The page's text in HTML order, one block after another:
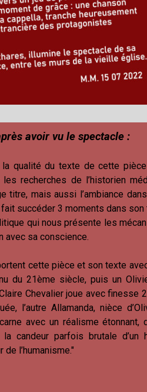
avoir vu le spectacle :
qualité du texte de cette
recherches de l’historien
titre, mais aussi l’ambiance
succéder 3 moments dans
qui nous présente les
avec sa conscience.
cette pièce et son texte
du 21ème siècle, puis un
Chevalier joue avec finesse
l’autre Allamanda, nièce
avec un réalisme
candeur parfois brutale
l’humanisme."